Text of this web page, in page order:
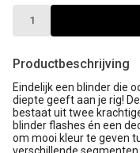
Productbeschrijving
Eindelijk een blinder die
diepte geeft aan je rig! De
bestaat uit twee
blinder flashes én een
om mooi kleur te geven